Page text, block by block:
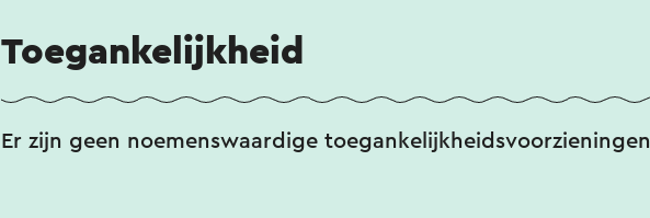
Toegankelijkheid
Er zijn geen noemenswaardige toegankelijkheidsvoorzieningen